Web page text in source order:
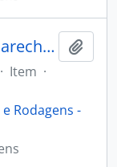
BR-31/ES - Jabaeté - Trecho: Marechal Floriano. Firma: Cia. Mineira Obras S.A
· Item ·
Rodagens -